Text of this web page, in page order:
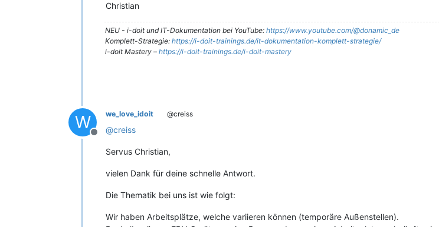
Christian
NEU - i-doit und IT-Dokumentation bei YouTube: https://www.youtube.com/@donamic_de
Komplett-Strategie: https://i-doit-trainings.de/it-dokumentation-komplett-strategie/
i-doit Mastery – https://i-doit-trainings.de/i-doit-mastery
W
Offline
we_love_idoit @creiss
@creiss
Servus Christian,
vielen Dank für deine schnelle Antwort.
Die Thematik bei uns ist wie folgt:
Wir haben Arbeitsplätze, welche variieren können (temporäre Außenstellen).